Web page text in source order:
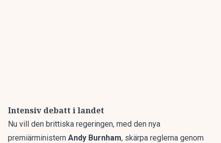
Intensiv debatt i landet
Nu vill den brittiska regeringen, med den nya
premiärministern Andy Burnham, skärpa reglerna genom